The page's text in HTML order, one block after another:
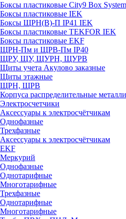
Боксы пластиковые City9 Box
Боксы пластиковые IEK
Боксы ЩРН(В)-П IP41 IEK
Боксы пластиковые TEKFOR IEK
Боксы пластиковые EKF
ЩРН-Пм и ЩРВ-Пм IP40
ЩРУ, ЩУ, ЩУРН, ЩУРВ
Щиты учета Акулово заказные
Щиты этажные
ЩРН, ЩРВ
Корпуса распределительные
Электросчетчики
Аксессуары к электросчётчикам
Однофазные
Трехфазные
Аксессуары к электросчётчикам
EKF
Меркурий
Однофазные
Однотарифные
Многотарифные
Трехфазные
Однотарифные
Многотарифные